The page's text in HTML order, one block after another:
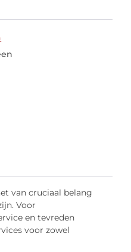
van cruciaal belang
Voor
en tevreden
voor zowel